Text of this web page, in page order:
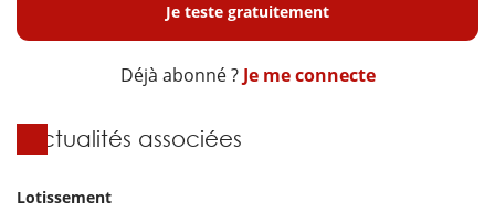
Je teste gratuitement
Déjà abonné ? Je me connecte
Actualités associées
Lotissement